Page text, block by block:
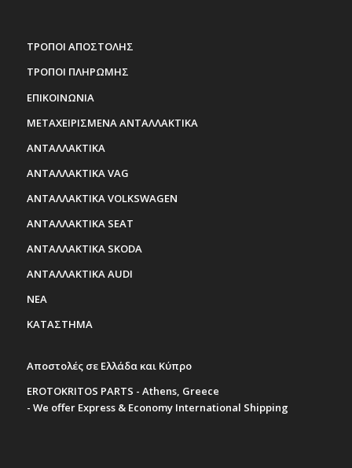
ΤΡΟΠΟΙ ΑΠΟΣΤΟΛΗΣ
ΤΡΟΠΟΙ ΠΛΗΡΩΜΗΣ
ΕΠΙΚΟΙΝΩΝΙΑ
ΜΕΤΑΧΕΙΡΙΣΜΕΝΑ ΑΝΤΑΛΛΑΚΤΙΚΑ
ΑΝΤΑΛΛΑΚΤΙΚΑ
ΑΝΤΑΛΛΑΚΤΙΚΑ VAG
ΑΝΤΑΛΛΑΚΤΙΚΑ VOLKSWAGEN
ΑΝΤΑΛΛΑΚΤΙΚΑ SEAT
ΑΝΤΑΛΛΑΚΤΙΚΑ SKODA
ΑΝΤΑΛΛΑΚΤΙΚΑ AUDI
ΝΕΑ
ΚΑΤΑΣΤΗΜΑ
Αποστολές σε Ελλάδα και Κύπρο
EROTOKRITOS PARTS - Athens, Greece
- We offer Express & Economy International Shipping